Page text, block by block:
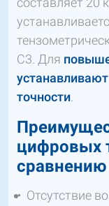
С3. Для
точности.
цифровых
Отсутствие